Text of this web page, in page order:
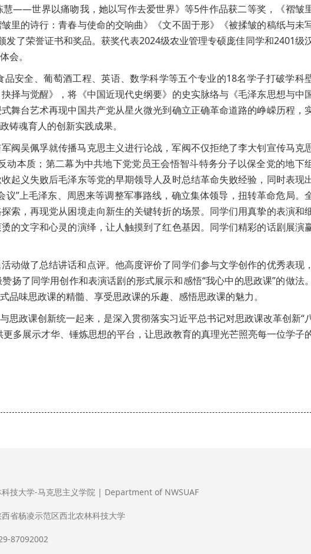
——世界以痛吻我，她以写作去爱世界》等5件作品获二等奖，《褶皱
里的诗行：青春与使命的交响曲》《文不固于形》《被揉皱的稿纸与未
了荣誉证书和奖品。获奖代表2024级农业管理专硕庞佳同学和2401级
会。
安全、葡萄酒工程、英语、数学科学等五个专业的18名学子打破学科
择与觉醒》，将《中国近现代史纲要》的史实脉络与《毛泽东思想与中
舞台艺术再现中国共产党从星火微光到确立正确革命道路的峥嵘历程，
铸魂育人的创新实践成果。
阀吴佩孚就传播马克思主义进行论战，军阀不仅拒绝了李大钊宣传马克
动本质；第二幕为中共地下党党员王会悟智斗特务分子以保全党的地下
起义失败后毛泽东等党的早期领导人及时总结革命失败经验，同时表现
”上毛泽东、周恩来等调整军事路线，确立集体领导，扭转革命危局。
索，再现党从困境走向新生的关键转折的场景。同学们用真挚的表演和
的文字和心灵的演绎，让人触摸到了红色基因。同学们精彩的话剧展演
动做了总结讲话和点评。他高度评价了同学们参与文学创作的优秀表现
扬了同学用创作和表演话剧的形式展示和感悟“我心中的思政课”的做法
味思政课的精髓、享受思政课的乐趣、感悟思政课的魅力。
思政课创新统一起来，是深入贯彻落实习近平总书记对思政课改革创新“
多展示才华、锤炼思想的平台，让思政教育的真理光芒照亮每一位学子
科技大学-马克思主义学院 | Department of NWSUAF
省杨凌示范区西北农林科技大学
87092002